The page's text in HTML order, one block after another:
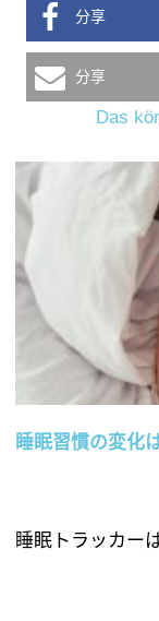
分享
分享
Das
睡眠習慣の変化
睡眠トラッカー